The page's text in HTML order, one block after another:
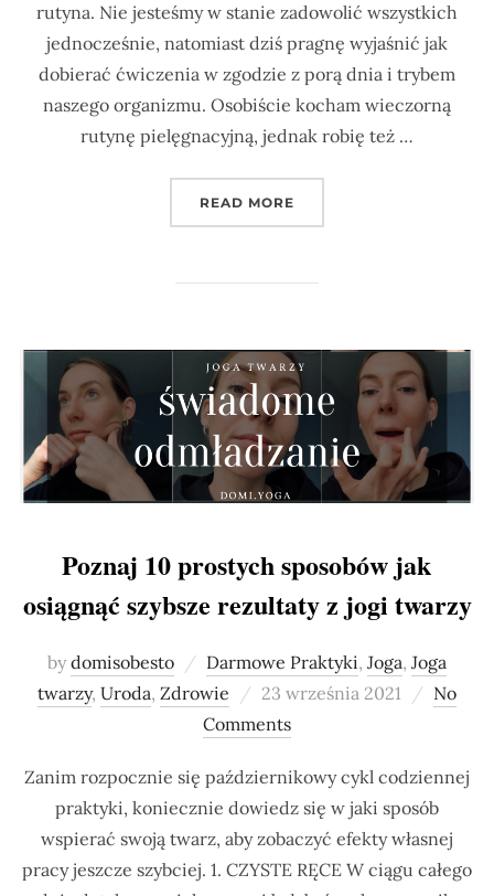
rutyna. Nie jesteśmy w stanie zadowolić wszystkich
jednocześnie, natomiast dziś pragnę wyjaśnić jak
dobierać ćwiczenia w zgodzie z porą dnia i trybem
naszego organizmu. Osobiście kocham wieczorną
rutynę pielęgnacyjną, jednak robię też …
READ MORE
Poznaj 10 prostych sposobów jak
osiągnąć szybsze rezultaty z jogi twarzy
bydomisobesto Darmowe Praktyki, Joga, Joga
twarzy, Uroda, Zdrowie
Posted
on
23 września 2021
No
Comments
Zanim rozpocznie się październikowy cykl codziennej
praktyki, koniecznie dowiedz się w jaki sposób
wspierać swoją twarz, aby zobaczyć efekty własnej
pracy jeszcze szybciej. 1. CZYSTE RĘCE W ciągu całego